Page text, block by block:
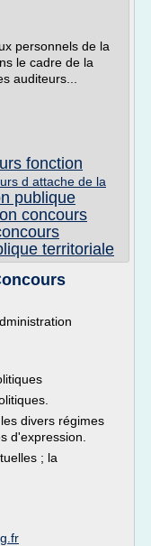
personnels de la
le cadre de la
auditeurs...
fonction
d attache de la
publique
concours
territoriale
divers régimes
d'expression.
; la